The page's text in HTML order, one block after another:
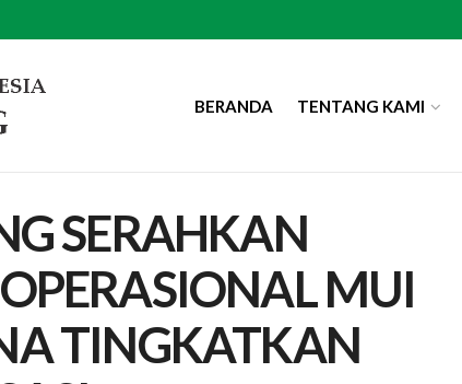
BERANDA TENTANG KAMI
SERAHKAN
MUI
TINGKATKAN